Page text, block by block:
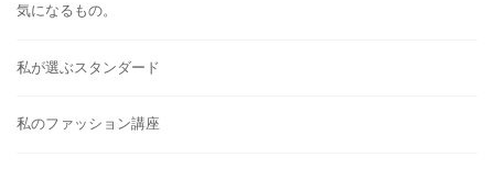
気になるもの。
私が選ぶスタンダード
私のファッション講座